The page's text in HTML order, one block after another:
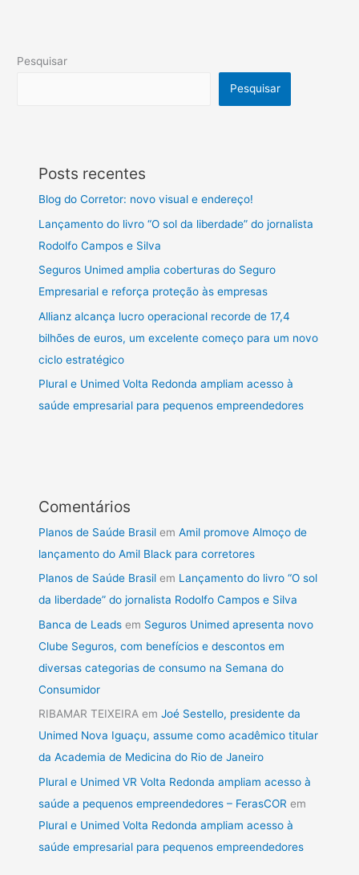
Pesquisar
Pesquisar
Posts recentes
Blog do Corretor: novo visual e endereço!
Lançamento do livro “O sol da liberdade” do jornalista
Rodolfo Campos e Silva
Seguros Unimed amplia coberturas do Seguro
Empresarial e reforça proteção às empresas
Allianz alcança lucro operacional recorde de 17,4
bilhões de euros, um excelente começo para um novo
ciclo estratégico
Plural e Unimed Volta Redonda ampliam acesso à
saúde empresarial para pequenos empreendedores
Comentários
Planos de Saúde Brasil emAmil promove Almoço de
lançamento do Amil Black para corretores
Planos de Saúde Brasil em Lançamento do livro “O sol
da liberdade” do jornalista Rodolfo Campos e Silva
Banca de Leads em Seguros Unimed apresenta novo
Clube Seguros, com benefícios e descontos em
diversas categorias de consumo na Semana do
Consumidor
RIBAMAR TEIXEIRA emJoé Sestello, presidente da
Unimed Nova Iguaçu, assume como acadêmico titular
da Academia de Medicina do Rio de Janeiro
Plural e Unimed VR Volta Redonda ampliam acesso à
saúde a pequenos empreendedores – FerasCOR em
Plural e Unimed Volta Redonda ampliam acesso à
saúde empresarial para pequenos empreendedores